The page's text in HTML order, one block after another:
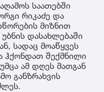
საათებში
რიკაძე და
მიზნით
დასახლებაში
სადაც მოაწყვეს
ჰქონდათ შექმნილი
ამ დღეს მათგან
განზრახვის